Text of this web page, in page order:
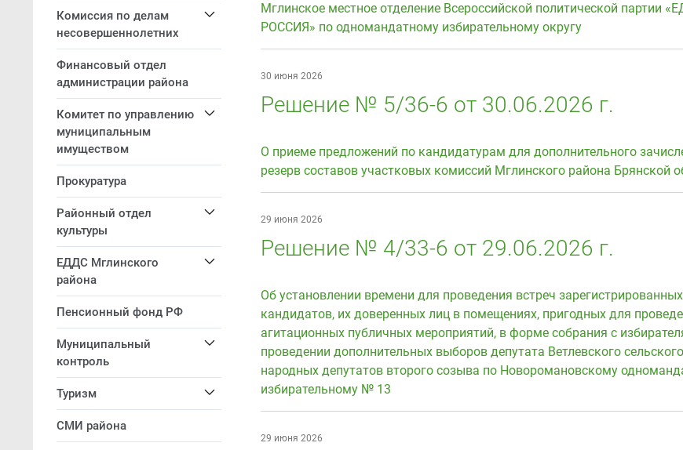
Комиссия по делам
несовершеннолетних
Финансовый отдел
администрации района
Комитет по управлению
муниципальным
имуществом
Прокуратура
Районный отдел
культуры
ЕДДС Мглинского
района
Пенсионный фонд РФ
Муниципальный
контроль
Туризм
СМИ района
Мглинское местное отделение Всероссийской политической партии
РОССИЯ» по одномандатному избирательному округу
30 июня 2026
Решение № 5/36-6 от 30.06.2026 г.
О приеме предложений по кандидатурам для дополнительного
резерв составов участковых комиссий Мглинского района Брянской
29 июня 2026
Решение № 4/33-6 от 29.06.2026 г.
Об установлении времени для проведения встреч зарегистрированных
кандидатов, их доверенных лиц в помещениях, пригодных для
агитационных публичных мероприятий, в форме собрания с
проведении дополнительных выборов депутата Ветлевского
народных депутатов второго созыва по Новоромановскому
избирательному № 13
29 июня 2026